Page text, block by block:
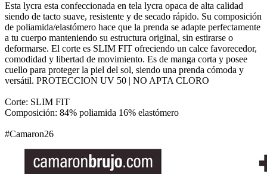
Esta lycra esta confeccionada en tela lycra opaca de alta calidad
siendo de tacto suave, resistente y de secado rápido. Su composición
de poliamida/elastómero hace que la prenda se adapte perfectamente
a tu cuerpo manteniendo su estructura original, sin estirarse o
deformarse. El corte es SLIM FIT ofreciendo un calce favorecedor,
comodidad y libertad de movimiento. Es de manga corta y posee
cuello para proteger la piel del sol, siendo una prenda cómoda y
versátil. PROTECCION UV 50 | NO APTA CLORO
Corte: SLIM FIT
Composición: 84% poliamida 16% elastómero
#Camaron26